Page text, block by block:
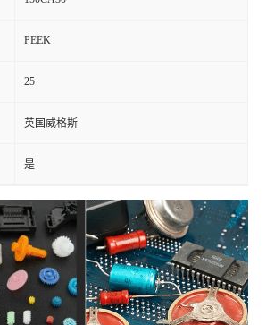
PEEK
25
英国威格斯
是